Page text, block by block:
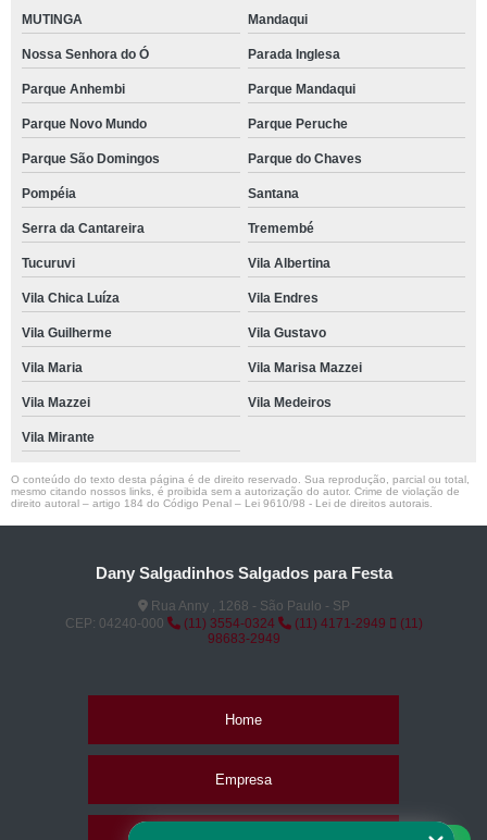
MUTINGA Mandaqui
Nossa Senhora do Ó Parada Inglesa
Parque Anhembi Parque Mandaqui
Parque Novo Mundo Parque Peruche
Parque São Domingos Parque do Chaves
Pompéia Santana
Serra da Cantareira Tremembé
Tucuruvi Vila Albertina
Vila Chica Luíza Vila Endres
Vila Guilherme Vila Gustavo
Vila Maria Vila Marisa Mazzei
Vila Mazzei Vila Medeiros
Vila Mirante
O conteúdo do texto desta página é de direito reservado. Sua reprodução, parcial ou total,
mesmo citando nossos links, é proibida sem a autorização do autor. Crime de violação de
direito autoral – artigo 184 do Código Penal – Lei 9610/98 - Lei de direitos autorais
Dany Salgadinhos Salgados para Festa
Rua Anny , 1268 - São Paulo - SP
CEP: 04240-000
(11) 3554-0324 (11) 4171-2949
(11)
98683-2949
Home
Empresa